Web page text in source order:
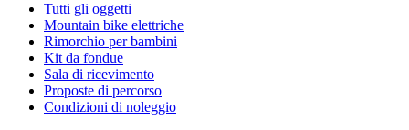
Tutti gli oggetti
Mountain bike elettriche
Rimorchio per bambini
Kit da fondue
Sala di ricevimento
Proposte di percorso
Condizioni di noleggio